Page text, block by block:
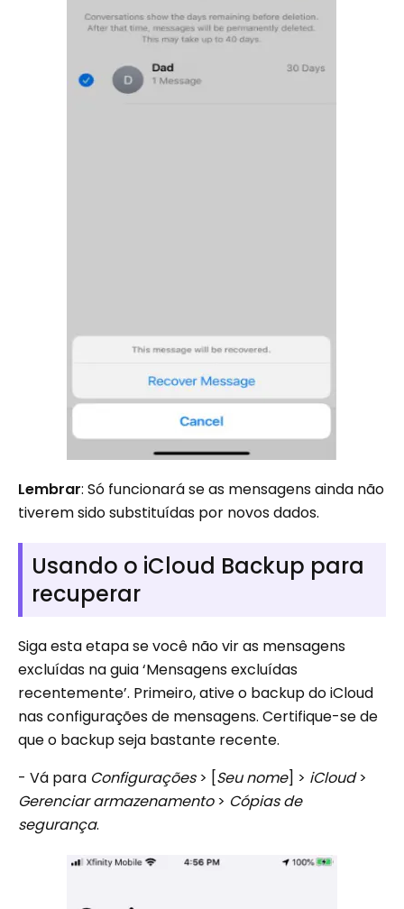
Lembrar: Só funcionará se as mensagens ainda não
tiverem sido substituídas por novos dados.
Usando o iCloud Backup para
recuperar
Siga esta etapa se você não vir as mensagens
excluídas na guia ‘Mensagens excluídas
recentemente’. Primeiro, ative o backup do iCloud
nas configurações de mensagens. Certifique-se de
que o backup seja bastante recente.
- Vá para Configurações> [Seu nome] > iCloud>
Gerenciar armazenamento> Cópias de
segurança.